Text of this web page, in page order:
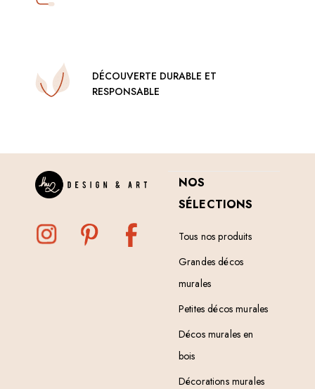
DÉCOUVERTE DURABLE ET
RESPONSABLE
NOS
SÉLECTIONS
Tous nos produits
Grandes décos
murales
Petites décos murales
Décos murales en
bois
Décorations murales